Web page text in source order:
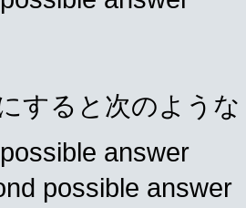
すると次のよう
answer
possible answer